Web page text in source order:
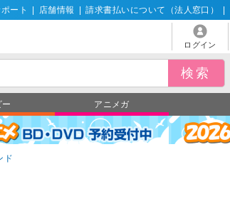
ート 店舗情報 請求書払いについて（法人窓口）
ログイン
アニメガ
ド